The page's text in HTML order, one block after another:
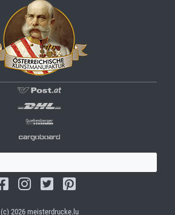
(c) 2026 meisterdrucke.lu